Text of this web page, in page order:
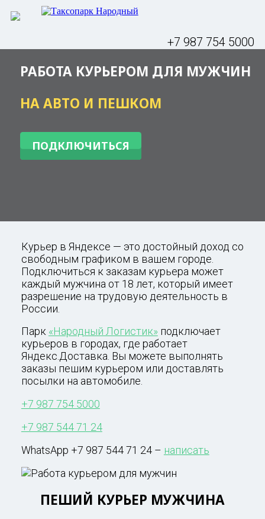
+7 987 754 5000
РАБОТА КУРЬЕРОМ ДЛЯ МУЖЧИН
НА АВТО И ПЕШКОМ
ПОДКЛЮЧИТЬСЯ
Курьер в Яндексе — это достойный доход со
свободным графиком в вашем городе.
Подключиться к заказам курьера может
каждый мужчина от 18 лет, который имеет
разрешение на трудовую деятельность в
России.
Парк «Народный Логистик»подключает
курьеров в городах, где работает
Яндекс.Доставка. Вы можете выполнять
заказы пешим курьером или доставлять
посылки на автомобиле.
+7 987 754 5000
+7 987 544 71 24
WhatsApp +7 987 544 71 24 – написать
ПЕШИЙ КУРЬЕР МУЖЧИНА